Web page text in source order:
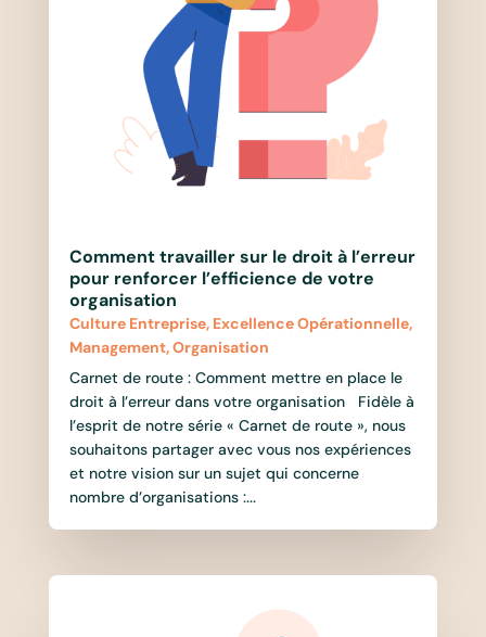
Comment travailler sur le droit à l’erreur
pour renforcer l’efficience de votre
organisation
Culture Entreprise, Excellence Opérationnelle,
Management,Organisation
Carnet de route : Comment mettre en place le
droit à l’erreur dans votre organisation Fidèle à
l’esprit de notre série « Carnet de route », nous
souhaitons partager avec vous nos expériences
et notre vision sur un sujet qui concerne
nombre d’organisations :...